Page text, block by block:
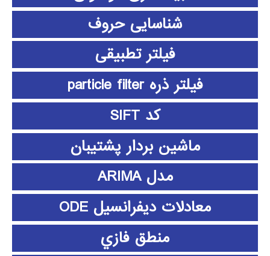
شناسایی حروف
فیلتر تطبیقی
فیلتر ذره particle filter
کد SIFT
ماشین بردار پشتیبان
مدل ARIMA
معادلات دیفرانسیل ODE
منطق فازي